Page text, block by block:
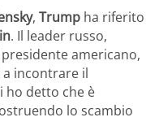
, Trump ha riferito
. Il leader russo,
americano,
incontrare il
ho detto che è
lo scambio